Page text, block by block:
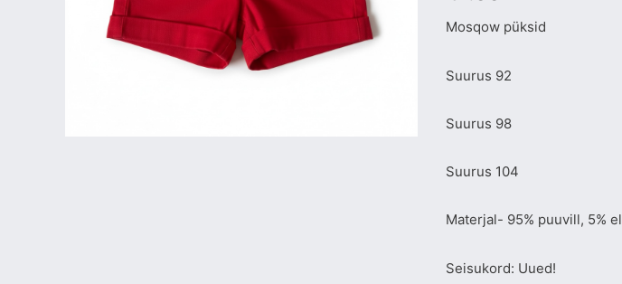
Mosqow püksid
Suurus 92
Suurus 98
Suurus 104
Materjal- 95% puuvill, 5%
Seisukord: Uued!